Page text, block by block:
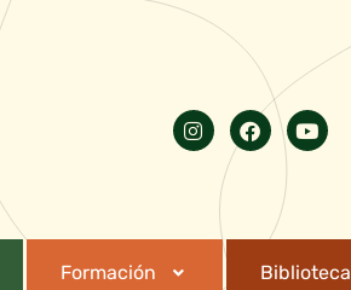
Formación Biblioteca